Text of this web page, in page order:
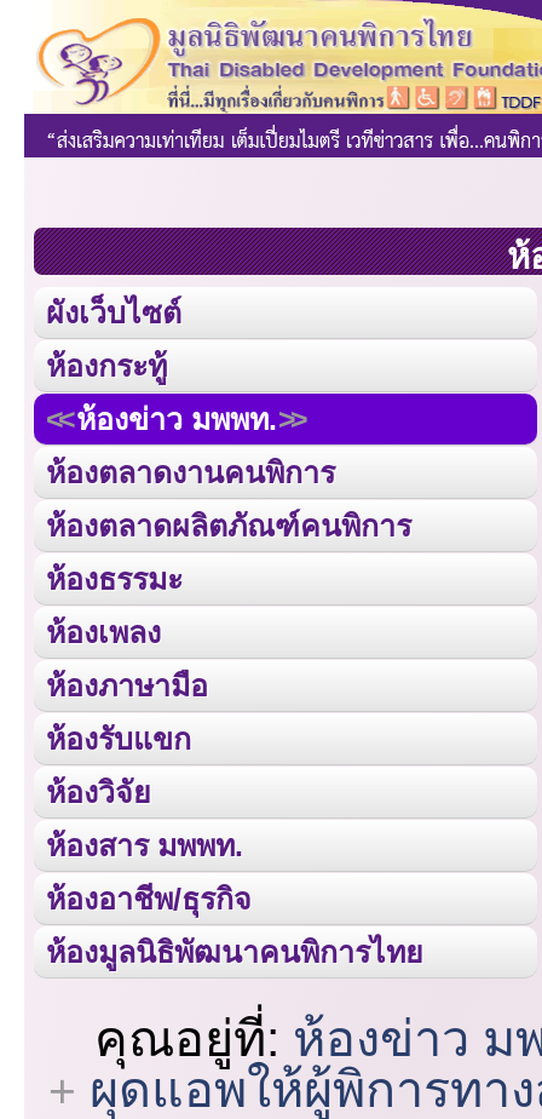
ห้
ผังเว็บไซต์
ห้องกระทู้
ห้องข่าว มพพท.
ห้องตลาดงานคนพิการ
ห้องตลาดผลิตภัณฑ์คนพิการ
ห้องธรรมะ
ห้องเพลง
ห้องภาษามือ
ห้องรับแขก
ห้องวิจัย
ห้องสาร มพพท.
ห้องอาชีพ/ธุรกิจ
ห้องมูลนิธิพัฒนาคนพิการไทย
คุณอยู่ที่: ห้องข่าว ม
ผุดแอพให้ผู้พิการทา